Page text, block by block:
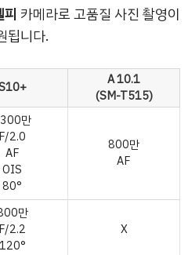
카메라로 고품질 사진 촬영이
됩니다.
A 10.1
(SM-T515)
만
F/2.0
AF
OIS
80°
800만
AF
만
F/2.2
120°
X